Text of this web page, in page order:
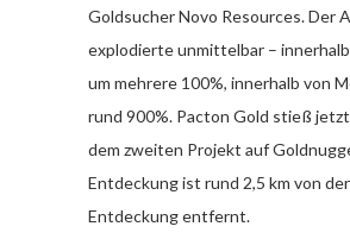
Goldsucher Novo Resources. Der
explodierte unmittelbar –
um mehrere 100%, innerhalb von
rund 900%. Pacton Gold stieß
dem zweiten Projekt auf
Entdeckung ist rund 2,5 km von
Entdeckung entfernt.